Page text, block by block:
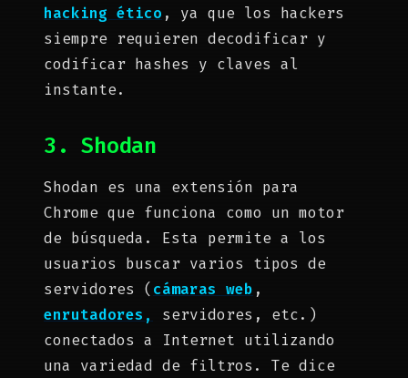
hacking ético , ya que los hackers
siempre requieren decodificar y
codificar hashes y claves al
instante.
3. Shodan
Shodan es una extensión para
Chrome que funciona como un motor
de búsqueda. Esta permite a los
usuarios buscar varios tipos de
servidores (cámaras web ,
enrutadores,
servidores, etc.)
conectados a Internet utilizando
una variedad de filtros. Te dice